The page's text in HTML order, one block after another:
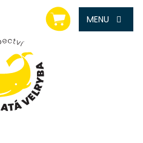
NÁKUPNÍ
KOŠÍK